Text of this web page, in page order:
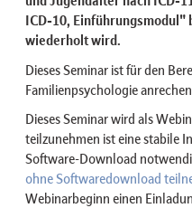
ICD-10, Einführungsmodul"
wiederholt wird.
Dieses Seminar ist für den
Familienpsychologie
Dieses Seminar wird als
teilzunehmen ist eine stabile
Software-Download
ohne Softwaredownload
Webinarbeginn einen